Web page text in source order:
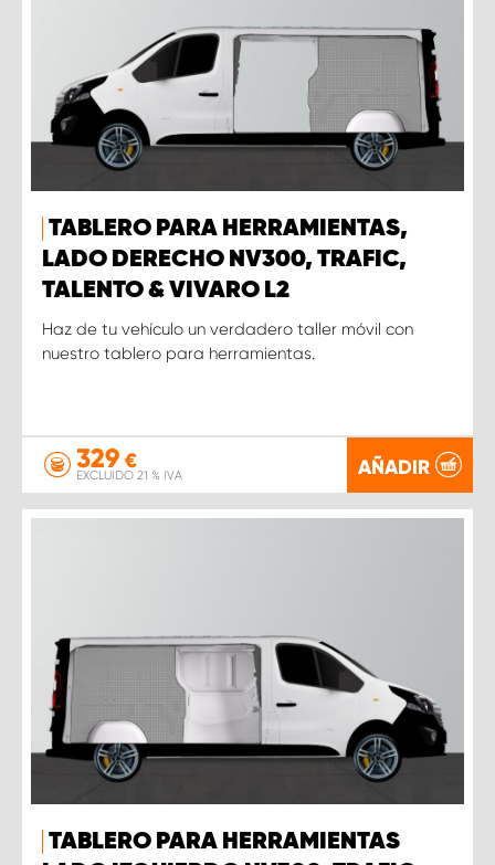
TABLERO PARA HERRAMIENTAS,
LADO DERECHO NV300, TRAFIC,
TALENTO & VIVARO L2
Haz de tu vehículo un verdadero taller móvil con
nuestro tablero para herramientas.
329 €
EXCLUIDO 21 % IVA AÑADIR
TABLERO PARA HERRAMIENTAS